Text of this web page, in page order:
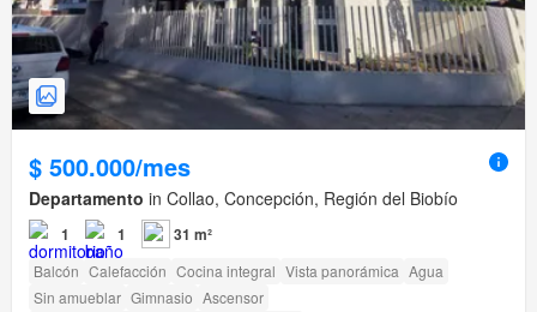
$ 500.000/mes
Departamento in Collao, Concepción, Región del Biobío
1 1 31 m²
Balcón Calefacción Cocina integral Vista panorámica Agua
Sin amueblar Gimnasio Ascensor